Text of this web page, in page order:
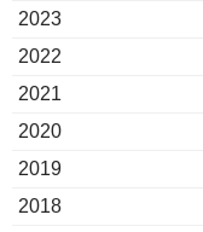
2023
2022
2021
2020
2019
2018